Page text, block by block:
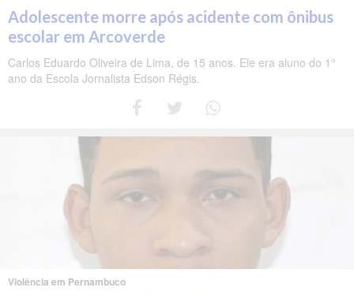
Adolescente morre após acidente com ônibus
escolar em Arcoverde
Carlos Eduardo Oliveira de Lima, de 15 anos. Ele era aluno do 1°
ano da Escola Jornalista Edson Régis.
Violência em Pernambuco